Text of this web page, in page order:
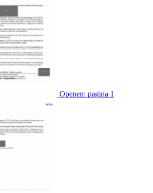
Openen: pagina 1